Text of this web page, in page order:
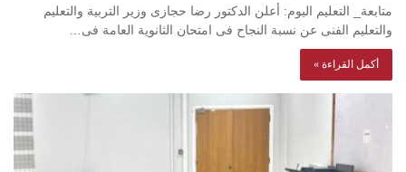
متابعة_ التعليم اليوم: أعلن الدكتور رضا حجازى وزير التربية والتعليم
والتعليم الفنى عن نسبة النجاح فى امتحان الثانوية العامة فى…
أكمل القراءة »